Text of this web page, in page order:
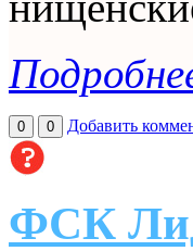
0 0 Добавить
ФСК